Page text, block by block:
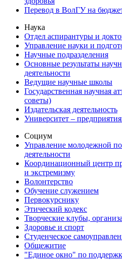
Перевод в ВолГУ на
Наука
Отдел аспирантуры и
Управление науки и
Научные подразделения
Основные результаты
деятельности
Ведущие научные школы
Государственная научная
советы)
Издательская деятельность
Университет –
Социум
Управление молодежной
деятельности
Координационный центр
и экстремизму
Волонтерство
Обучение служением
Первокурснику
Этический кодекс
Творческие клубы,
Здоровье и спорт
Студенческое
Общежитие
"Единое окно" по